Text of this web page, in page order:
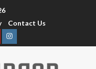
Contact Us